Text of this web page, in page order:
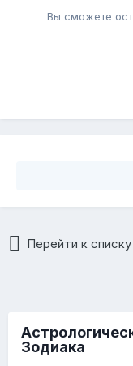
Вы сможете
Перейти к
Зодиака